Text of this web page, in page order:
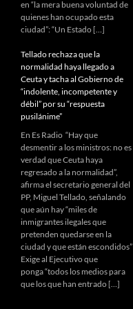
en “la mera buena voluntad de
quienes han ocupado esta
ciudad”: “Un Estado […]
Tellado rechaza que la
normalidad haya llegado a
Ceuta y tacha al Gobierno de
“indolente, incompetente y
débil” por su “respuesta
pusilánime”
En Es Radio “Hay que
desmentir a los ministros: no es
verdad que Ceuta haya
regresado a la normalidad”,
afirma el secretario general del
PP, Miguel Tellado, señalando
que aún hay “miles de
inmigrantes ilegales que
pretenden quedarse en la
ciudad y que están escondidos”
Exige al Ejecutivo que
ponga “todos los medios para
que los que han entrado […]